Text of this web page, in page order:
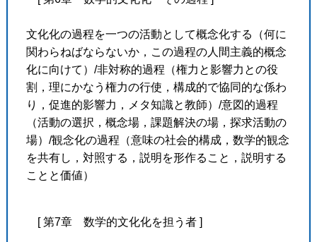
文化化の過程を一つの活動として概念化する（何に
関わらねばならないか，この過程の人間主義的概念
化に向けて）/非対称的過程（権力と影響力との役
割，理にかなう権力の行使，構成的で協同的な係わ
り，促進的影響力，メタ知識と教師）/意図的過程
（活動の選択，概念場，課題解決の場，探求活動の
場）/観念化の過程（意味の社会的構成，数学的観念
を共有し，対照する，説明を形作ること，説明する
ことと価値）
[ 第7章 数学的文化化を担う者 ]